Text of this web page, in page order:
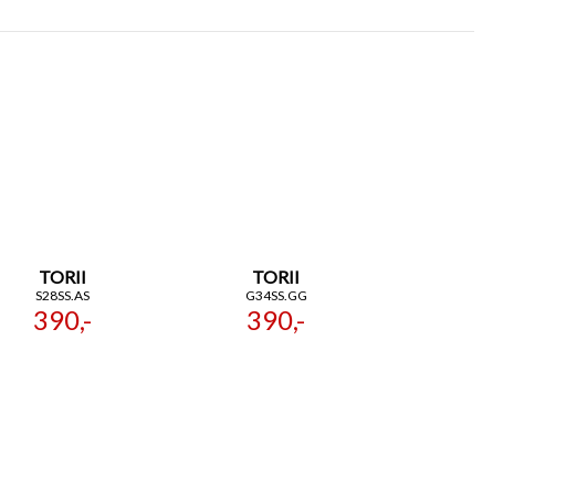
TORII
S28SS.AS
390,-
TORII
G34SS.GG
390,-